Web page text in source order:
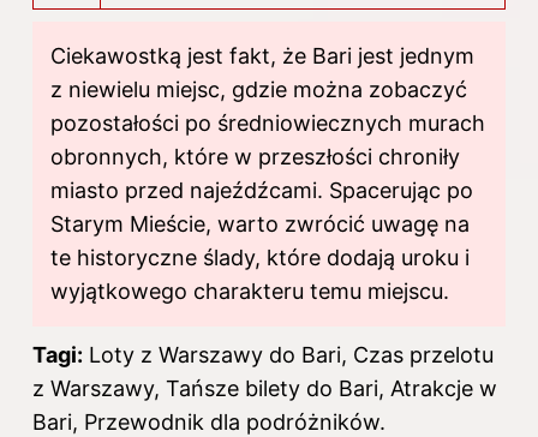
Ciekawostką jest fakt, że Bari jest jednym
z niewielu miejsc, gdzie można zobaczyć
pozostałości po średniowiecznych murach
obronnych, które w przeszłości chroniły
miasto przed najeźdźcami. Spacerując po
Starym Mieście, warto zwrócić uwagę na
te historyczne ślady, które dodają uroku i
wyjątkowego charakteru temu miejscu.
Tagi: Loty z Warszawy do Bari, Czas przelotu
z Warszawy, Tańsze bilety do Bari, Atrakcje w
Bari, Przewodnik dla podróżników.